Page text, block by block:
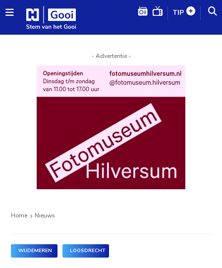
TIP
- Advertentie -
Home Nieuws
WIJDEMEREN LOOSDRECHT